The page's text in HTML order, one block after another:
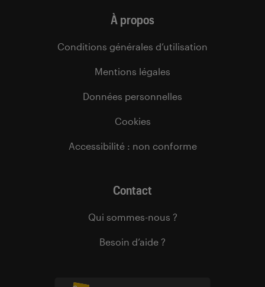
À propos
Conditions générales d’utilisation
Mentions légales
Données personnelles
Cookies
Accessibilité : non conforme
Contact
Qui sommes-nous ?
Besoin d’aide ?